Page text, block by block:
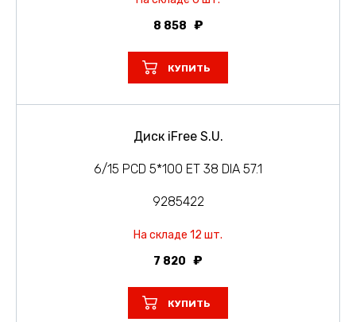
8 858
КУПИТЬ
Диск iFree S.U.
6/15 PCD 5*100 ET 38 DIA 57.1
9285422
На складе 12 шт.
7 820
КУПИТЬ